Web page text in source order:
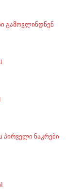
გამოვლინდნენ
პირველი ნაკრები